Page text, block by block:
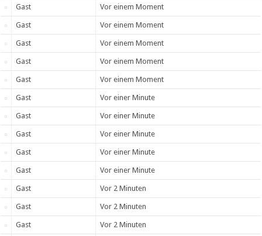
Gast Vor einem Moment
Gast Vor einem Moment
Gast Vor einem Moment
Gast Vor einem Moment
Gast Vor einem Moment
Gast Vor einer Minute
Gast Vor einer Minute
Gast Vor einer Minute
Gast Vor einer Minute
Gast Vor einer Minute
Gast Vor 2 Minuten
Gast Vor 2 Minuten
Gast Vor 2 Minuten